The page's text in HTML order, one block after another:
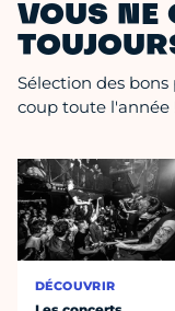
VOUS NE
Sélection des
coup toute l'année
DÉCOUVRIR